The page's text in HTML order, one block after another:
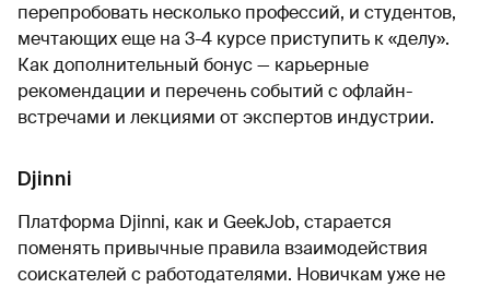
перепробовать несколько профессий, и студентов,
мечтающих еще на 3-4 курсе приступить к «делу».
Как дополнительный бонус — карьерные
рекомендации и перечень событий с офлайн-
встречами и лекциями от экспертов индустрии.
Djinni
Платформа Djinni, как и GeekJob, старается
поменять привычные правила взаимодействия
соискателей с работодателями. Новичкам уже не